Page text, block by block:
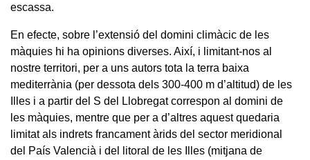
escassa.
En efecte, sobre l’extensió del domini climàcic de les
màquies hi ha opinions diverses. Així, i limitant-nos al
nostre territori, per a uns autors tota la terra baixa
mediterrània (per dessota dels 300-400 m d’altitud) de les
Illes i a partir del S del Llobregat correspon al domini de
les màquies, mentre que per a d’altres aquest quedaria
limitat als indrets francament àrids del sector meridional
del País Valencià i del litoral de les Illes (mitjana de